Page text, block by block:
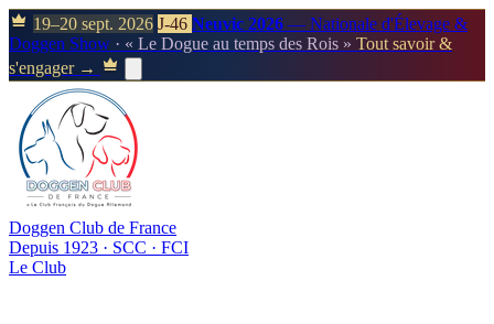
19–20 sept. 2026 J-46 Neuvic 2026 — Nationale d'Élevage &
Doggen Show · « Le Dogue au temps des Rois » Tout savoir &
s'engager →
Doggen Club de France
Depuis 1923 · SCC · FCI
Le Club